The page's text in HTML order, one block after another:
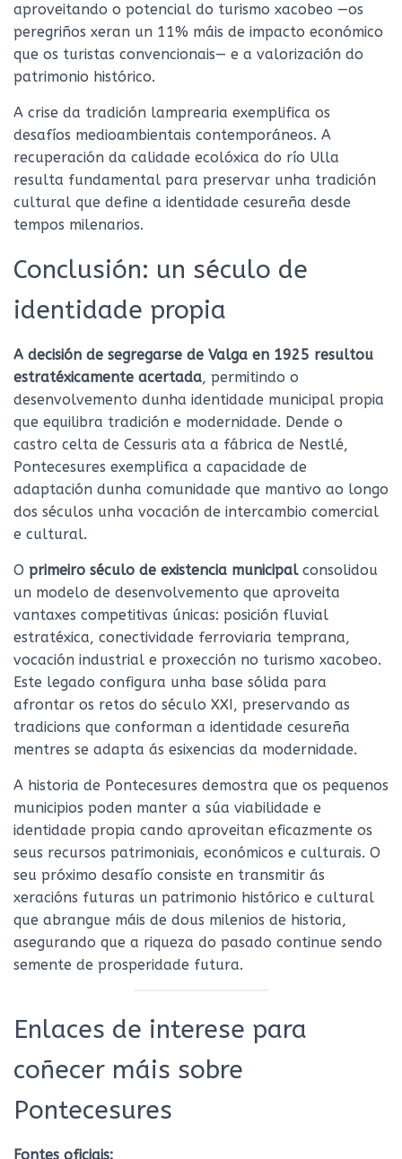
aproveitando o potencial do turismo xacobeo —os
peregriños xeran un 11% máis de impacto económico
que os turistas convencionais— e a valorización do
patrimonio histórico.
A crise da tradición lamprearia exemplifica os
desafíos medioambientais contemporáneos. A
recuperación da calidade ecolóxica do río Ulla
resulta fundamental para preservar unha tradición
cultural que define a identidade cesureña desde
tempos milenarios.
Conclusión: un século de
identidade propia
A decisión de segregarse de Valga en 1925 resultou
estratéxicamente acertada, permitindo o
desenvolvemento dunha identidade municipal propia
que equilibra tradición e modernidade. Dende o
castro celta de Cessuris ata a fábrica de Nestlé,
Pontecesures exemplifica a capacidade de
adaptación dunha comunidade que mantivo ao longo
dos séculos unha vocación de intercambio comercial
e cultural.
O primeiro século de existencia municipalconsolidou
un modelo de desenvolvemento que aproveita
vantaxes competitivas únicas: posición fluvial
estratéxica, conectividade ferroviaria temprana,
vocación industrial e proxección no turismo xacobeo.
Este legado configura unha base sólida para
afrontar os retos do século XXI, preservando as
tradicions que conforman a identidade cesureña
mentres se adapta ás esixencias da modernidade.
A historia de Pontecesures demostra que os pequenos
municipios poden manter a súa viabilidade e
identidade propia cando aproveitan eficazmente os
seus recursos patrimoniais, económicos e culturais. O
seu próximo desafío consiste en transmitir ás
xeracións futuras un patrimonio histórico e cultural
que abrangue máis de dous milenios de historia,
asegurando que a riqueza do pasado continue sendo
semente de prosperidade futura.
Enlaces de interese para
coñecer máis sobre
Pontecesures
Fontes oficiais: